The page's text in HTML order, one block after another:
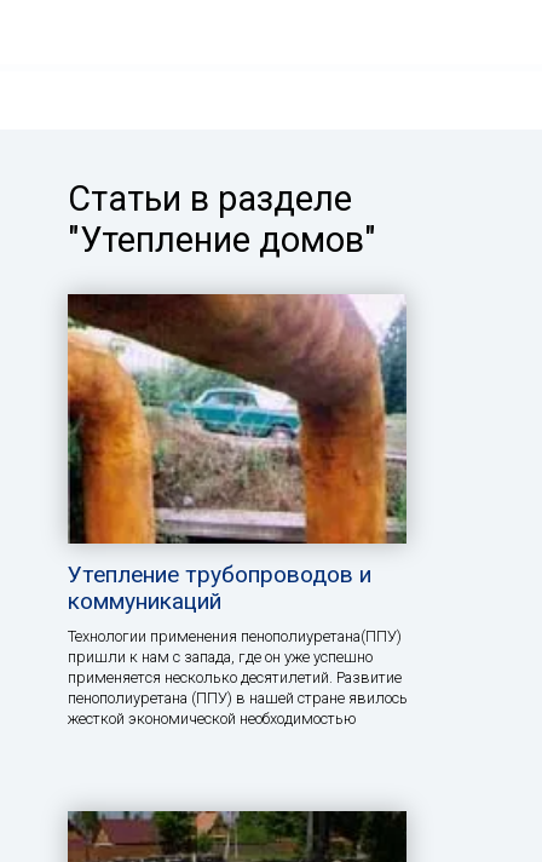
Статьи в разделе
"Утепление домов"
Утепление трубопроводов и
коммуникаций
Технологии применения пенополиуретана(ППУ)
пришли к нам с запада, где он уже успешно
применяется несколько десятилетий. Развитие
пенополиуретана (ППУ) в нашей стране явилось
жесткой экономической необходимостью